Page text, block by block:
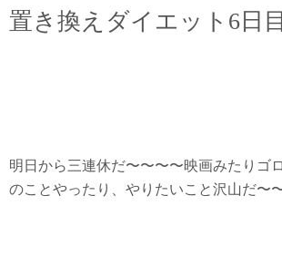
置き換えダイエット6日目
明日から三連休だ〜〜〜〜映画みたりゴ
のことやったり、やりたいこと沢山だ〜〜